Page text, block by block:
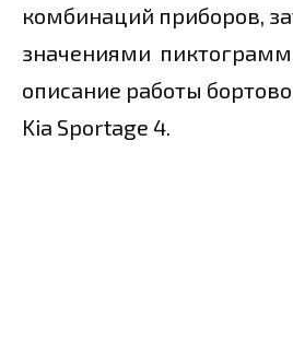
комбинаций приборов,
значениями
описание работы
Kia Sportage 4.